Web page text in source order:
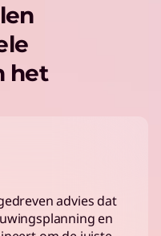
het
advies dat
en